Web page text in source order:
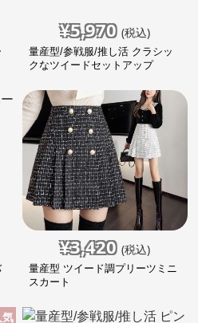
¥5,970 (税込)
量産型/参戦服/推し活 クラシッ
クなツイードセットアップ
¥3,420 (税込)
量産型 ツイード調プリーツミニ
スカート
気